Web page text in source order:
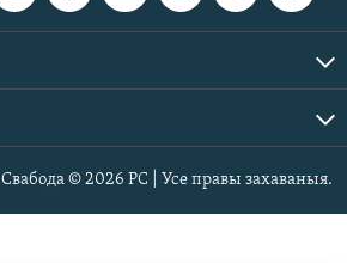
© 2026 РС | Усе правы захаваныя.